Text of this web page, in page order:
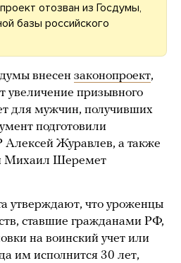
отозван из Госдумы,
базы российского
внесен законопроект,
увеличение призывного
для мужчин, получивших
подготовили
Журавлев, а также
Михаил Шеремет
утверждают, что уроженцы
ставшие гражданами РФ,
на воинский учет или
им исполнится 30 лет,